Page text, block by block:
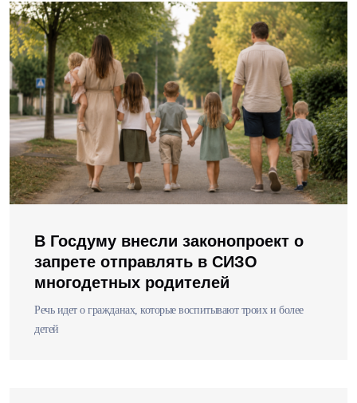
В Госдуму внесли законопроект о
запрете отправлять в СИЗО
многодетных родителей
Речь идет о гражданах, которые воспитывают троих и более
детей